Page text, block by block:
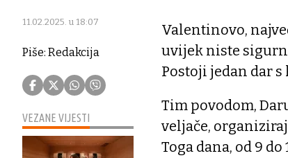
11.02.2025. u 18:07
Piše: Redakcija
VEZANE VIJESTI
Valentinovo,
uvijek niste
Postoji jedan dar
Tim povodom,
veljače,
Toga dana, od 9